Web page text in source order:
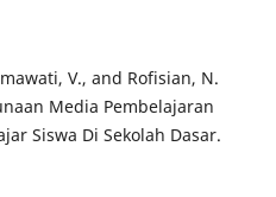
V., and Rofisian, N.
Media Pembelajaran
Siswa Di Sekolah Dasar.